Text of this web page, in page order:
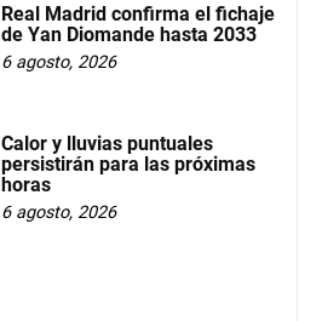
Real Madrid confirma el fichaje
de Yan Diomande hasta 2033
6 agosto, 2026
Calor y lluvias puntuales
persistirán para las próximas
horas
6 agosto, 2026